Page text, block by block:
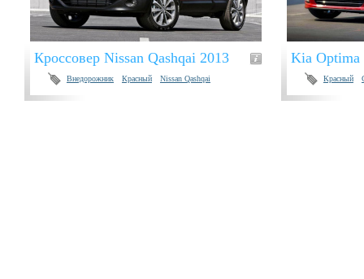
Кроссовер Nissan Qashqai 2013
Внедорожник Красный Nissan Qashqai
Kia
Красный